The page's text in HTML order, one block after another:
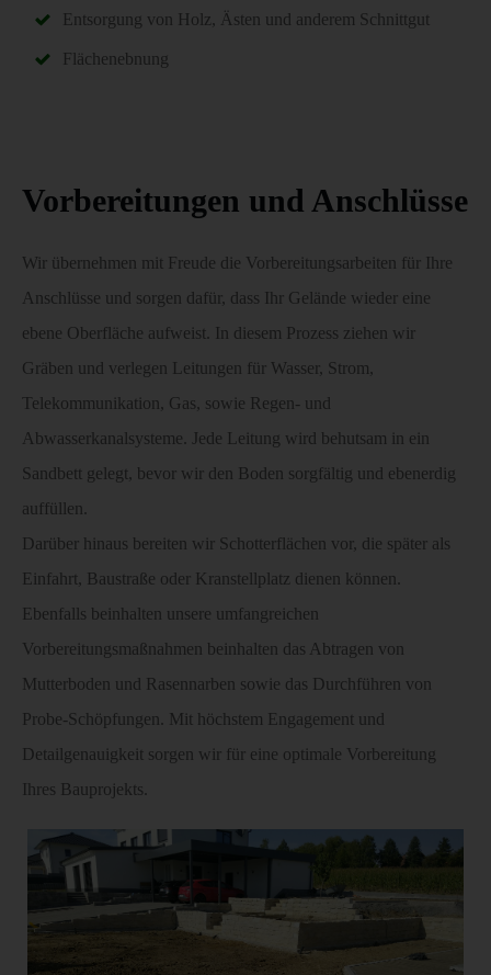
Entsorgung von Holz, Ästen und anderem Schnittgut
Flächenebnung
Vorbereitungen und Anschlüsse
Wir übernehmen mit Freude die Vorbereitungsarbeiten für Ihre
Anschlüsse und sorgen dafür, dass Ihr Gelände wieder eine
ebene Oberfläche aufweist. In diesem Prozess ziehen wir
Gräben und verlegen Leitungen für Wasser, Strom,
Telekommunikation, Gas, sowie Regen- und
Abwasserkanalsysteme. Jede Leitung wird behutsam in ein
Sandbett gelegt, bevor wir den Boden sorgfältig und ebenerdig
auffüllen.
Darüber hinaus bereiten wir Schotterflächen vor, die später als
Einfahrt, Baustraße oder Kranstellplatz dienen können.
Ebenfalls beinhalten unsere umfangreichen
Vorbereitungsmaßnahmen beinhalten das Abtragen von
Mutterboden und Rasennarben sowie das Durchführen von
Probe-Schöpfungen. Mit höchstem Engagement und
Detailgenauigkeit sorgen wir für eine optimale Vorbereitung
Ihres Bauprojekts.